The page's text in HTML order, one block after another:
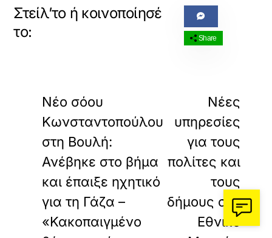
Share
Νέο σόου
Κωνσταντοπούλου
στη Βουλή:
Ανέβηκε στο βήμα
και έπαιξε ηχητικό
για τη Γάζα –
«Κακοπαιγμένο
Νέες
υπηρεσίες
για τους
πολίτες και
τους
δήμους στο
Εθνικό